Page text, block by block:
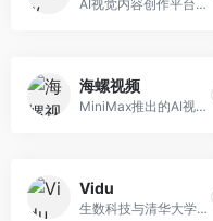
AI视觉内容创作平台，整合图像与视频生成能力。面向内容创作者，提供文生图、文生视频、智能编辑等服务，创作工具丰富，一站式体验便捷。
海螺视频
MiniMax推出的AI视频生成工具，支持高质量视频创作。面向内容创作者，提供文生视频、视频编辑等功能，生成速度快，视频效果自然流畅。
Vidu
生数科技与清华大学联合研发的AI视频生成大模型。面向视频创作者和内容生产者，支持文生视频、图生视频，视频质量高，物理运动理解准确，国产视频生成领先工具。